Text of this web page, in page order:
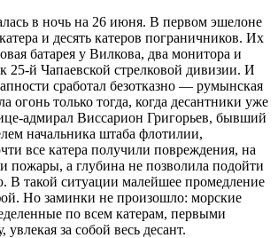
в ночь на 26 июня. В первом эшелоне
и десять катеров пограничников. Их
батарея у Вилкова, два монитора и
25-й Чапаевской стрелковой дивизии. И
сработал безотказно — румынская
огонь только тогда, когда десантники уже
адмирал Виссарион Григорьев, бывший
начальника штаба флотилии,
все катера получили повреждения, на
пожары, а глубина не позволила подойти
В такой ситуации малейшее промедление
Но заминки не произошло: морские
по всем катерам, первыми
за собой весь десант.